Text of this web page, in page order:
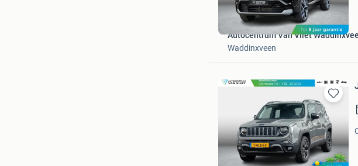
Autocentrum Van Vliet
Waddinxveen
Bewaren
in
Mijn